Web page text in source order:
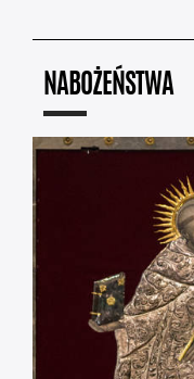
NABOŻEŃSTWA